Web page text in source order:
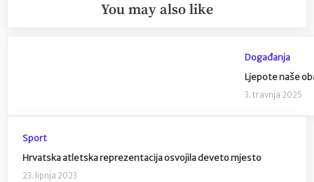
You may also like
Događanja
Ljepote naše
3. travnja 2025
Sport
Hrvatska atletska reprezentacija osvojila deveto mjesto
23. lipnja 2023